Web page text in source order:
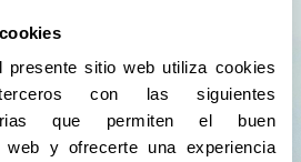
presente sitio web utiliza cookies
con las siguientes
que permiten el buen
web y ofrecerte una experiencia